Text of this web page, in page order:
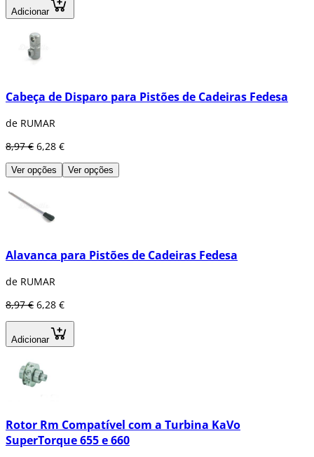
Adicionar
Cabeça de Disparo para Pistões de Cadeiras Fedesa
de RUMAR
8,97 € 6,28 €
Ver opções Ver opções
Alavanca para Pistões de Cadeiras Fedesa
de RUMAR
8,97 € 6,28 €
Adicionar
Rotor Rm Compatível com a Turbina KaVo
SuperTorque 655 e 660